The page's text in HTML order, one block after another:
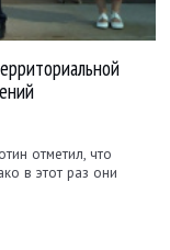
отметил, что
в этот раз они